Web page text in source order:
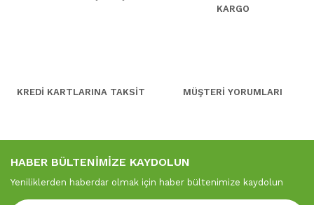
KARGO
KREDİ KARTLARINA TAKSİT MÜŞTERİ YORUMLARI
HABER BÜLTENİMİZE KAYDOLUN
Yeniliklerden haberdar olmak için haber bültenimize kaydolun